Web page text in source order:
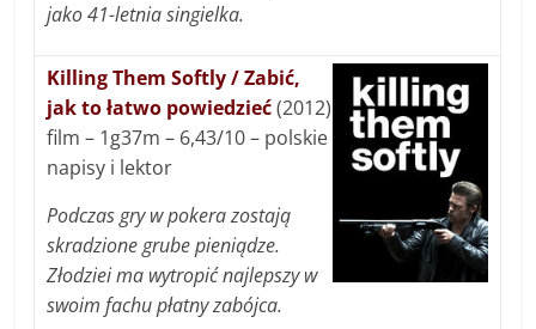
jako 41-letnia singielka.
Killing Them Softly / Zabić,
jak to łatwo powiedzieć(2012)
film – 1g37m – 6,43/10 – polskie
napisy i lektor
Podczas gry w pokera zostają
skradzione grube pieniądze.
Złodziei ma wytropić najlepszy w
swoim fachu płatny zabójca.